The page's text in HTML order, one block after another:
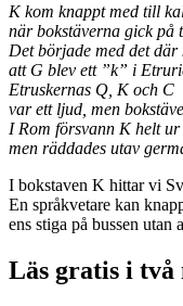
K kom knappt med till
när bokstäverna gick på
Det började med det där
att G blev ett ”k” i
Etruskernas Q, K och C
var ett ljud, men
I Rom försvann K helt
men räddades utav
I bokstaven K hittar vi
En språkvetare kan
ens stiga på bussen
Läs gratis i två